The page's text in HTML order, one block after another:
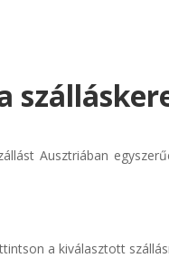
Ausztriában
a kiválasztott